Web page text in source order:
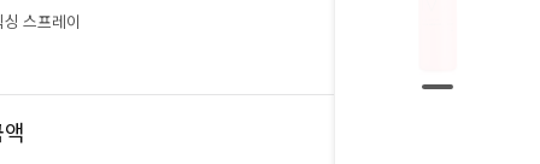
스프레이